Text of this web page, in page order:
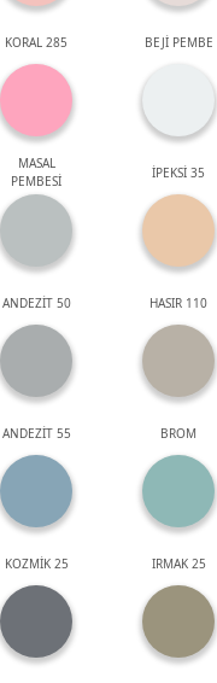
KORAL 285 BEJİ PEMBE
MASAL
PEMBESİ
İPEKSİ 35
ANDEZİT 50 HASIR 110
ANDEZİT 55 BROM
KOZMİK 25 IRMAK 25